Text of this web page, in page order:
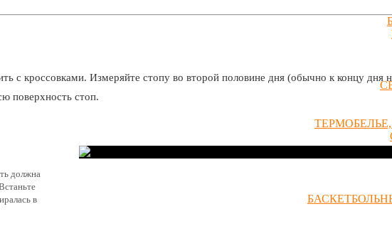
с кроссовками. Измеряйте стопу во второй половине дня (обычно к концу дня
поверхность стоп.
должна
в